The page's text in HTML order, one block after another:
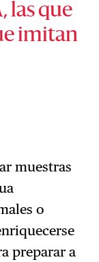
las que
imitan
muestras
o
preparar a